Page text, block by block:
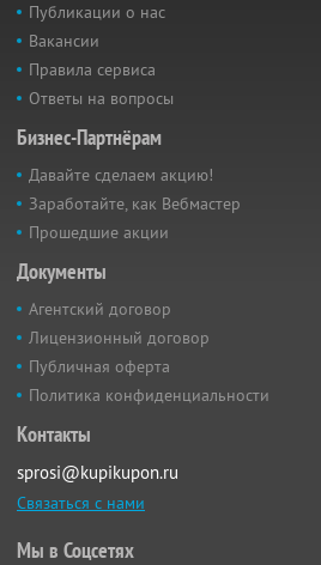
Публикации о нас
Вакансии
Правила сервиса
Ответы на вопросы
Бизнес-Партнёрам
Давайте сделаем акцию!
Заработайте, как Вебмастер
Прошедшие акции
Документы
Агентский договор
Лицензионный договор
Публичная оферта
Политика конфиденциальности
Контакты
sprosi@kupikupon.ru
Связаться с нами
Мы в Соцсетях